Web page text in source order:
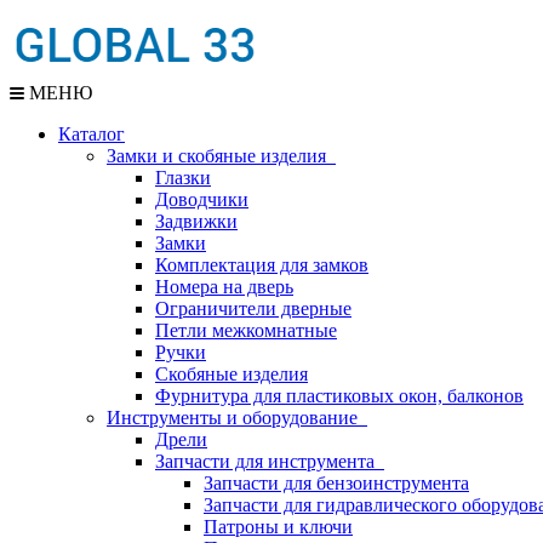
МЕНЮ
Каталог
Замки и скобяные изделия
Глазки
Доводчики
Задвижки
Замки
Комплектация для замков
Номера на дверь
Ограничители дверные
Петли межкомнатные
Ручки
Скобяные изделия
Фурнитура для пластиковых окон, балконов
Инструменты и оборудование
Дрели
Запчасти для инструмента
Запчасти для бензоинструмента
Запчасти для гидравлического
Патроны и ключи